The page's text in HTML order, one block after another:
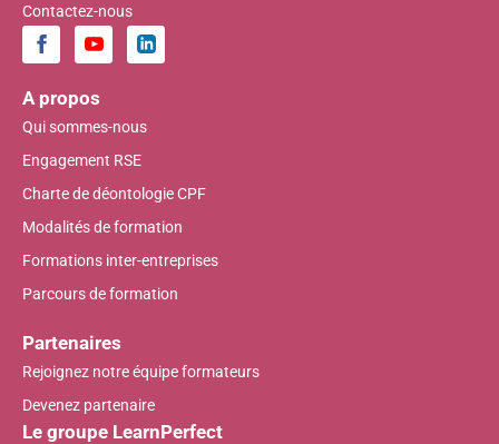
Contactez-nous
A propos
Qui sommes-nous
Engagement RSE
Charte de déontologie CPF
Modalités de formation
Formations inter-entreprises
Parcours de formation
Partenaires
Rejoignez notre équipe formateurs
Devenez partenaire
Le groupe LearnPerfect